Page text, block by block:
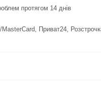
протягом 14 днів
Приват24,